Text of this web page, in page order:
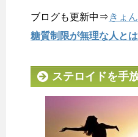
ブログも更新中⇒きょ
糖質制限が無理な人と
ステロイドを手